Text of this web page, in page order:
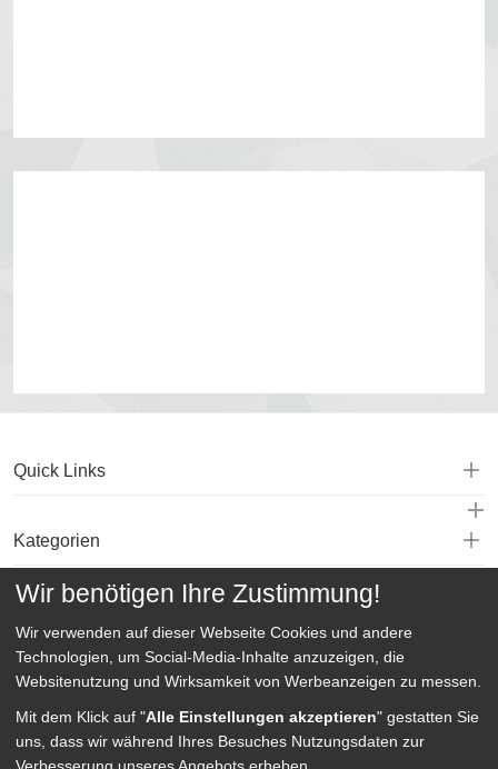
Quick Links
Kategorien
Wir benötigen Ihre Zustimmung!
Wir verwenden auf dieser Webseite Cookies und andere
Technologien, um Social-Media-Inhalte anzuzeigen, die
Websitenutzung und Wirksamkeit von Werbeanzeigen zu messen.
Mit dem Klick auf "Alle Einstellungen akzeptieren" gestatten Sie
uns, dass wir während Ihres Besuches Nutzungsdaten zur